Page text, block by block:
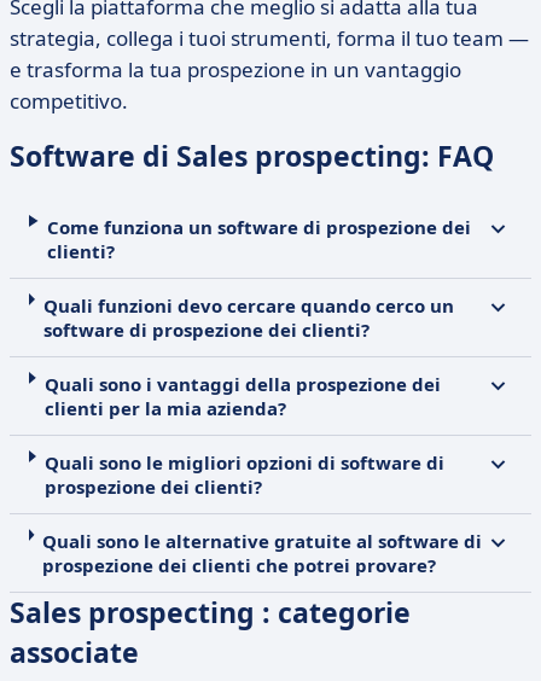
Scegli la piattaforma che meglio si adatta alla tua
strategia, collega i tuoi strumenti, forma il tuo team —
e trasforma la tua prospezione in un vantaggio
competitivo.
Software di Sales prospecting: FAQ
Come funziona un software di prospezione dei
clienti?
Quali funzioni devo cercare quando cerco un
software di prospezione dei clienti?
Quali sono i vantaggi della prospezione dei
clienti per la mia azienda?
Quali sono le migliori opzioni di software di
prospezione dei clienti?
Quali sono le alternative gratuite al software di
prospezione dei clienti che potrei provare?
Sales prospecting : categorie
associate